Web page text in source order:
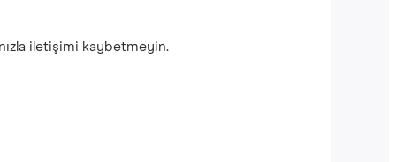
iletişimi kaybetmeyin.